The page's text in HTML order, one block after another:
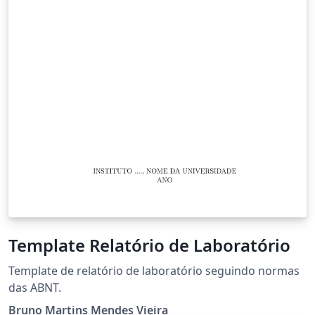
Template Relatório de Laboratório
Template de relatório de laboratório seguindo normas
das ABNT.
Bruno Martins Mendes Vieira